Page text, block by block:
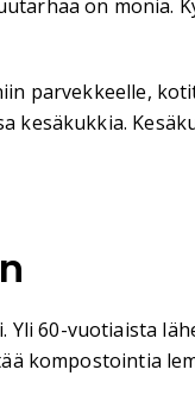
on monia.
parvekkeelle,
60-vuotiaista
kompostointia